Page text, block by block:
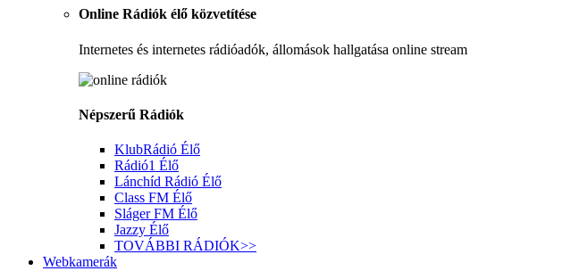
Online Rádiók élő közvetítése
Internetes és internetes rádióadók, állomások hallgatása online stream
Népszerű Rádiók
KlubRádió Élő
Rádió1 Élő
Lánchíd Rádió Élő
Class FM Élő
Sláger FM Élő
Jazzy Élő
TOVÁBBI RÁDIÓK>>
Webkamerák